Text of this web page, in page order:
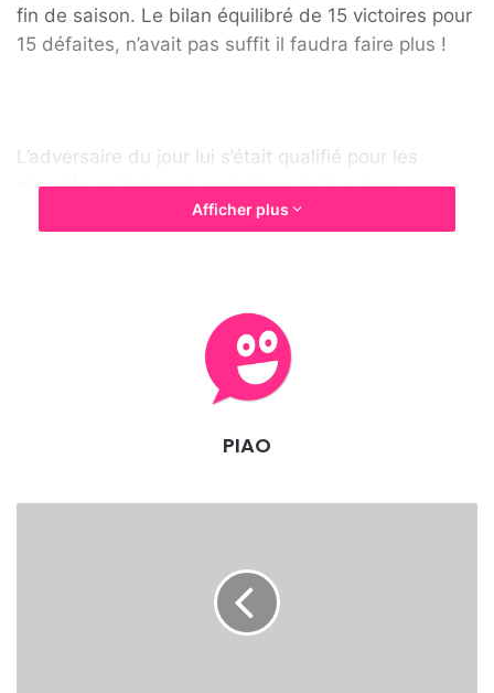
r
r
fin de saison. Le bilan équilibré de 15 victoires pour
15 défaites, n’avait pas suffit il faudra faire plus !
L’adversaire du jour lui s’était qualifié pour les
playoffs en finissant quatrième de la saison
régulière (18 vict./12 déf.). Puis sortie en demi-
Après une préparation aux résultats plutôt
décevants, à l’OLB on a décidé d’effacer tout et se
basketteurs pour cette nouvelle saison que l’on
espère pleine d’émotions !
Afficher plus
PIAO